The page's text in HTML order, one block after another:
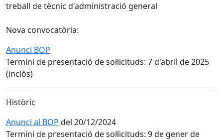
treball de tècnic d'administració general
Nova convocatòria:
Anunci BOP
Termini de presentació de sol·licituds: 7 d'abril de 2025
(inclòs)
Històric
Anunci al BOP del 20/12/2024
Termini de presentació de sol·licituds: 9 de gener de